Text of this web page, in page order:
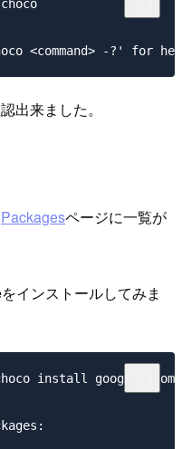
出来ました。
Packagesページに一覧が
インストールしてみま
install googlechrome